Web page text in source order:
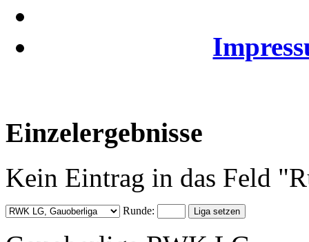
Einzelergebnisse
Kein Eintrag in das Feld
Runde: